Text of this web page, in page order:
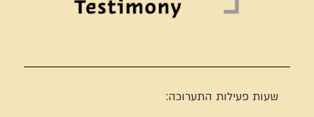
שעות פעילות התערוכה: